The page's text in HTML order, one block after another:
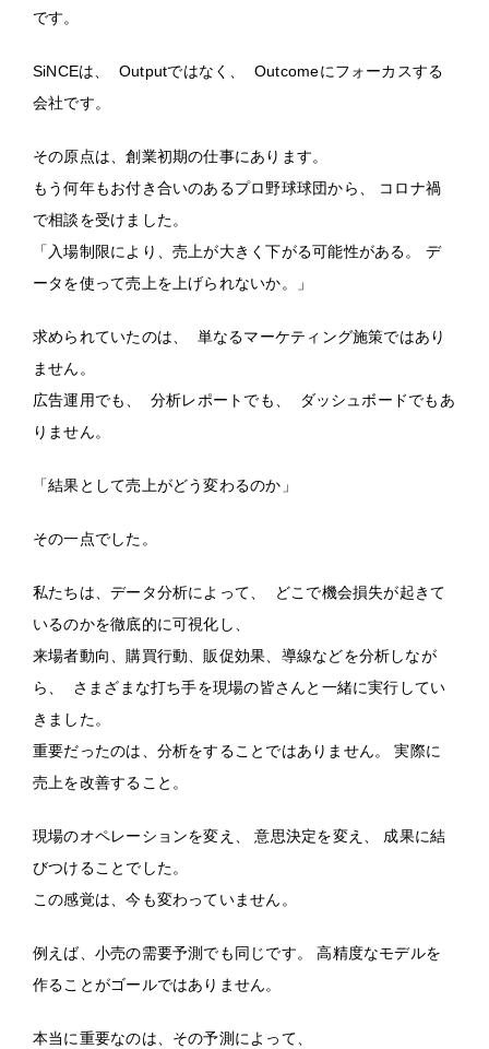
です。
SiNCEは、 Outputではなく、 Outcomeにフォーカスする
会社です。
その原点は、創業初期の仕事にあります。
もう何年もお付き合いのあるプロ野球球団から、 コロナ禍
で相談を受けました。
「入場制限により、売上が大きく下がる可能性がある。 デ
ータを使って売上を上げられないか。」
求められていたのは、 単なるマーケティング施策ではあり
ません。
広告運用でも、 分析レポートでも、 ダッシュボードでもあ
りません。
「結果として売上がどう変わるのか」
その一点でした。
私たちは、データ分析によって、 どこで機会損失が起きて
いるのかを徹底的に可視化し、
来場者動向、購買行動、販促効果、導線などを分析しなが
ら、 さまざまな打ち手を現場の皆さんと一緒に実行してい
きました。
重要だったのは、分析をすることではありません。 実際に
売上を改善すること。
現場のオペレーションを変え、 意思決定を変え、 成果に結
びつけることでした。
この感覚は、今も変わっていません。
例えば、小売の需要予測でも同じです。 高精度なモデルを
作ることがゴールではありません。
本当に重要なのは、その予測によって、